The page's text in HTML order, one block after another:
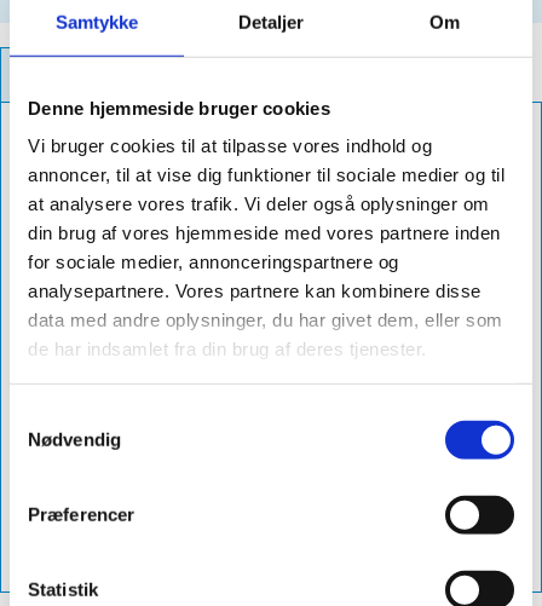
Samtykke Detaljer Om
Denne hjemmeside bruger cookies
Vi bruger cookies til at tilpasse vores indhold og
annoncer, til at vise dig funktioner til sociale medier og til
at analysere vores trafik. Vi deler også oplysninger om
din brug af vores hjemmeside med vores partnere inden
for sociale medier, annonceringspartnere og
analysepartnere. Vores partnere kan kombinere disse
data med andre oplysninger, du har givet dem, eller som
de har indsamlet fra din brug af deres tjenester.
Nødvendig
Præferencer
Statistik
Farve
sort
Grader
0-9°
Diameter
ø110
Db Nummer
1960817
Levering
10-12 dage
Produktnavn
sabetoflex stål inddækning ø110 0-9°
sort
Varenummer